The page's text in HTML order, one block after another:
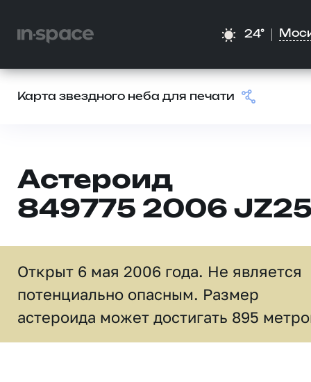
24°
Карта звездного неба для печати
Астероид
849775 2006
Открыт 6 мая 2006 года. Не является
потенциально опасным. Размер
астероида может достигать 895